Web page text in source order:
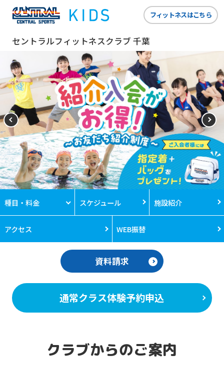
セントラルフィットネスクラブ 千葉
フィットネスはこちら
種目・料金 スケジュール 施設紹介
アクセス WEB振替
資料請求
通常クラス体験予約申込
クラブからのご案内